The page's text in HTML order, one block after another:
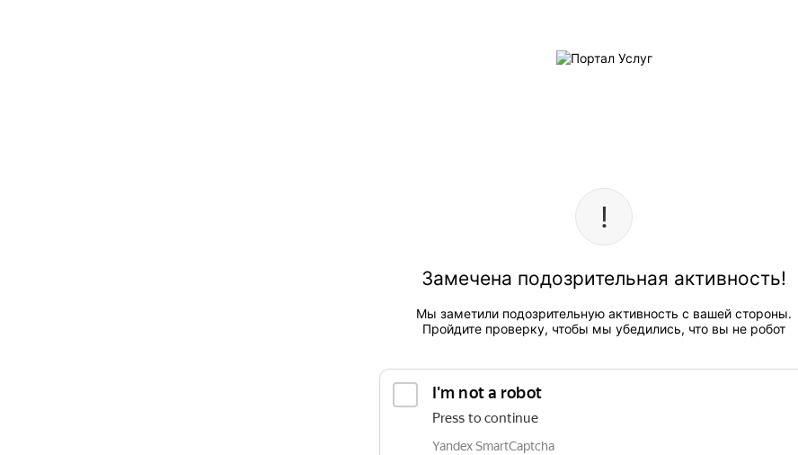
Замечена подозрительная активность!
Мы заметили подозрительную активность с вашей стороны.
Пройдите проверку, чтобы мы убедились, что вы не робот